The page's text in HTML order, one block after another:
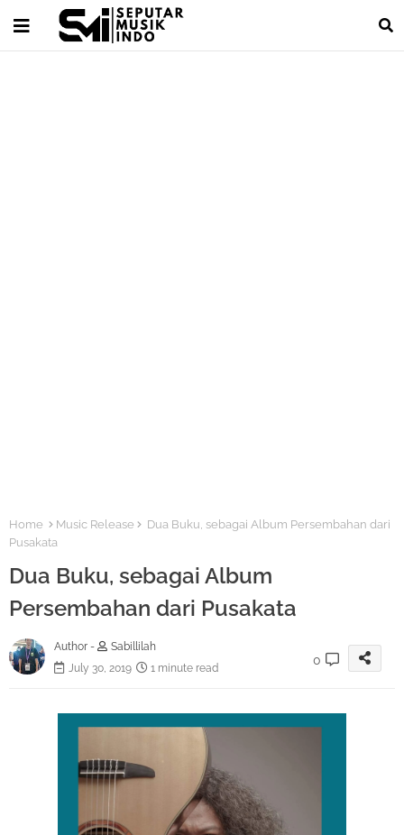
Home Music Release
Dua Buku, sebagai Album Persembahan dari
Pusakata
Dua Buku, sebagai Album
Persembahan dari Pusakata
Author -
Sabillilah
July 30, 2019
1 minute read
0